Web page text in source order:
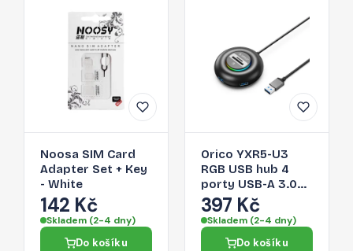
Noosa SIM Card
Adapter Set + Key
- White
142 Kč
Skladem (2-4 dny)
Do košíku
Orico YXR5-U3
RGB USB hub 4
porty USB-A 3.0
se čtečkou SD a
microSD karet 0,3
m – černý
397 Kč
Skladem (2-4 dny)
Do košíku